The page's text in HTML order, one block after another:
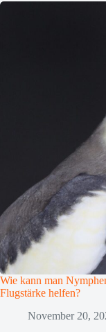
Wie kann man
Flugstärke helfen?
November 20,